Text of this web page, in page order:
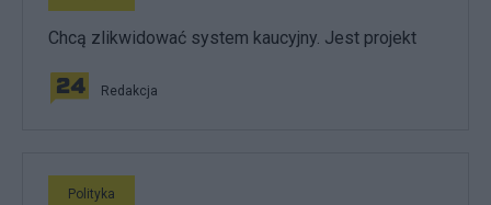
Chcą zlikwidować system kaucyjny. Jest projekt
Redakcja
Polityka